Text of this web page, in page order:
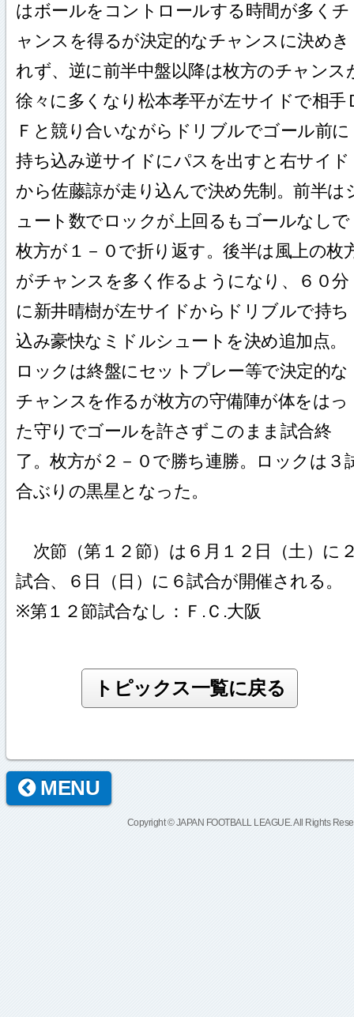
はボールをコントロールする時間が多くチ
ャンスを得るが決定的なチャンスに決めき
れず、逆に前半中盤以降は枚方のチャンス
徐々に多くなり松本孝平が左サイドで相手
Ｆと競り合いながらドリブルでゴール前に
持ち込み逆サイドにパスを出すと右サイド
から佐藤諒が走り込んで決め先制。前半は
ュート数でロックが上回るもゴールなしで
枚方が１－０で折り返す。後半は風上の枚
がチャンスを多く作るようになり、６０分
に新井晴樹が左サイドからドリブルで持ち
込み豪快なミドルシュートを決め追加点。
ロックは終盤にセットプレー等で決定的な
チャンスを作るが枚方の守備陣が体をはっ
た守りでゴールを許さずこのまま試合終
了。枚方が２－０で勝ち連勝。ロックは３
合ぶりの黒星となった。
次節（第１２節）は６月１２日（土）に
試合、６日（日）に６試合が開催される。
※第１２節試合なし：Ｆ.Ｃ.大阪
MENU
Copyright © JAPAN FOOTBALL LEAGUE. All Rights